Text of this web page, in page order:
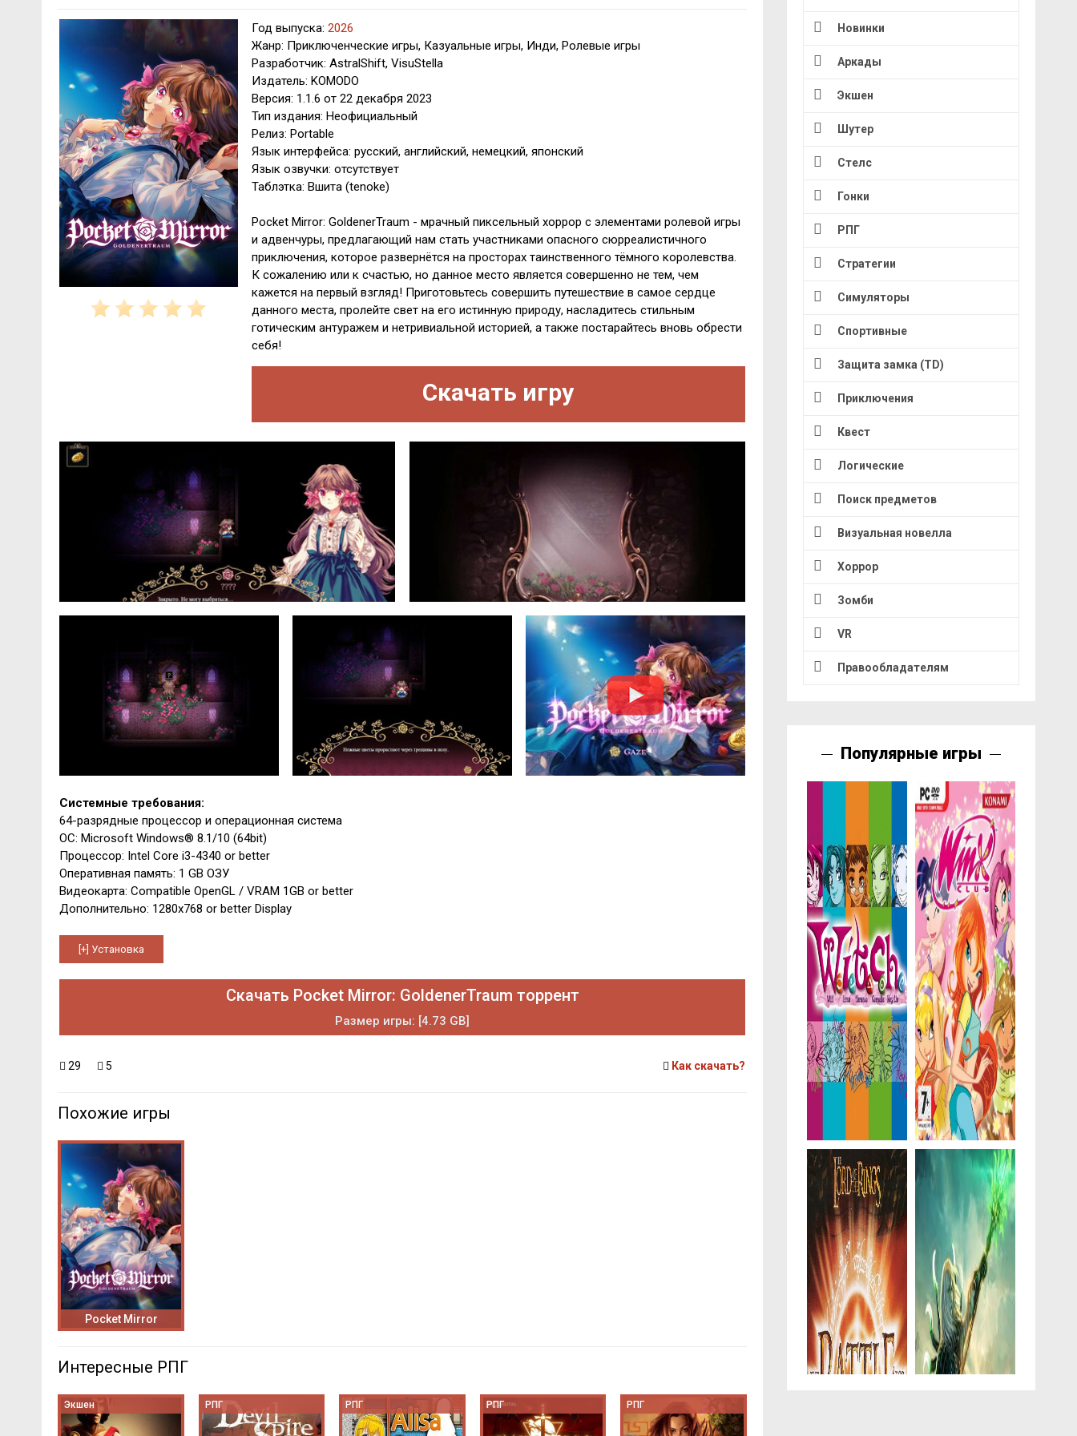
Год выпуска: 2026
Жанр: Приключенческие игры, Казуальные игры, Инди, Ролевые игры
Разработчик: AstralShift, VisuStella
Издатель: KOMODO
Версия: 1.1.6 от 22 декабря 2023
Тип издания: Неофициальный
Релиз: Portable
Язык интерфейса: русский, английский, немецкий, японский
Язык озвучки: отсутствует
Таблэтка: Вшита (tenoke)
Pocket Mirror: GoldenerTraum - мрачный пиксельный хоррор с элементами ролевой игры
и адвенчуры, предлагающий нам стать участниками опасного сюрреалистичного
приключения, которое развернётся на просторах таинственного тёмного королевства.
К сожалению или к счастью, но данное место является совершенно не тем, чем
кажется на первый взгляд! Приготовьтесь совершить путешествие в самое сердце
данного места, пролейте свет на его истинную природу, насладитесь стильным
готическим антуражем и нетривиальной историей, а также постарайтесь вновь обрести
себя!
Скачать игру
Системные требования:
64-разрядные процессор и операционная система
ОС: Microsoft Windows® 8.1/10 (64bit)
Процессор: Intel Core i3-4340 or better
Оперативная память: 1 GB ОЗУ
Видеокарта: Compatible OpenGL / VRAM 1GB or better
Дополнительно: 1280x768 or better Display
Скачать Pocket Mirror: GoldenerTraum торрент
Размер игры: [4.73 GB]
29 5 Как скачать?
Похожие игры
Pocket Mirror
Интересные РПГ
Экшен РПГ РПГ РПГ РПГ
Новинки
Аркады
Экшен
Шутер
Стелс
Гонки
РПГ
Стратегии
Симуляторы
Спортивные
Защита замка (TD)
Приключения
Квест
Логические
Поиск предметов
Визуальная новелла
Хоррор
Зомби
VR
Правообладателям
Популярные игры